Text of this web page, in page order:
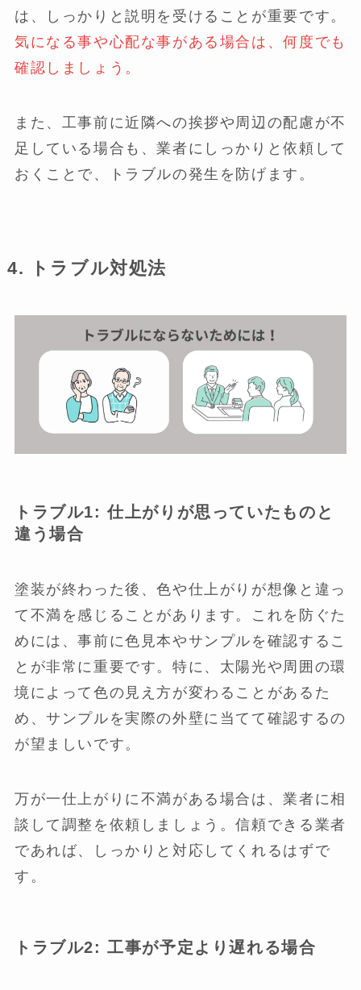
は、しっかりと説明を受けることが重要です。
気になる事や心配な事がある場合は、何度でも
確認しましょう。
また、工事前に近隣への挨拶や周辺の配慮が不
足している場合も、業者にしっかりと依頼して
おくことで、トラブルの発生を防げます。
4. トラブル対処法
トラブル1: 仕上がりが思っていたものと
違う場合
塗装が終わった後、色や仕上がりが想像と違っ
て不満を感じることがあります。これを防ぐた
めには、事前に色見本やサンプルを確認するこ
とが非常に重要です。特に、太陽光や周囲の環
境によって色の見え方が変わることがあるた
め、サンプルを実際の外壁に当てて確認するの
が望ましいです。
万が一仕上がりに不満がある場合は、業者に相
談して調整を依頼しましょう。信頼できる業者
であれば、しっかりと対応してくれるはずで
す。
トラブル2: 工事が予定より遅れる場合